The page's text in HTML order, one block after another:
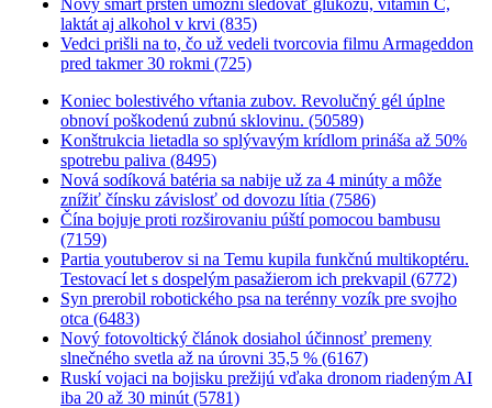
Nový smart prsteň umožní sledovať glukózu, vitamín C,
laktát aj alkohol v krvi (835)
Vedci prišli na to, čo už vedeli tvorcovia filmu Armageddon
pred takmer 30 rokmi (725)
Koniec bolestivého vŕtania zubov. Revolučný gél úplne
obnoví poškodenú zubnú sklovinu. (50589)
Konštrukcia lietadla so splývavým krídlom prináša až 50%
spotrebu paliva (8495)
Nová sodíková batéria sa nabije už za 4 minúty a môže
znížiť čínsku závislosť od dovozu lítia (7586)
Čína bojuje proti rozširovaniu púští pomocou bambusu
(7159)
Partia youtuberov si na Temu kupila funkčnú multikoptéru.
Testovací let s dospelým pasažierom ich prekvapil (6772)
Syn prerobil robotického psa na terénny vozík pre svojho
otca (6483)
Nový fotovoltický článok dosiahol účinnosť premeny
slnečného svetla až na úrovni 35,5 % (6167)
Ruskí vojaci na bojisku prežijú vďaka dronom riadeným AI
iba 20 až 30 minút (5781)